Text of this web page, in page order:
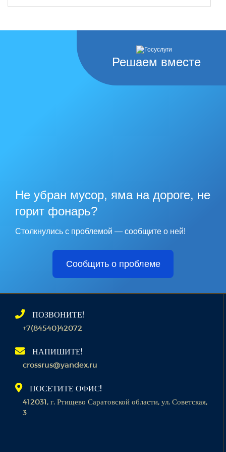
Решаем вместе
Не убран мусор, яма на дороге, не
горит фонарь?
Столкнулись с проблемой — сообщите о ней!
Сообщить о проблеме
ПОЗВОНИТЕ!
+7(84540)42072
НАПИШИТЕ!
crossrus@yandex.ru
ПОСЕТИТЕ ОФИС!
412031, г. Ртищево Саратовской области, ул. Советская,
3